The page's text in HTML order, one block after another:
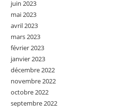
juin 2023
mai 2023
avril 2023
mars 2023
février 2023
janvier 2023
décembre 2022
novembre 2022
octobre 2022
septembre 2022